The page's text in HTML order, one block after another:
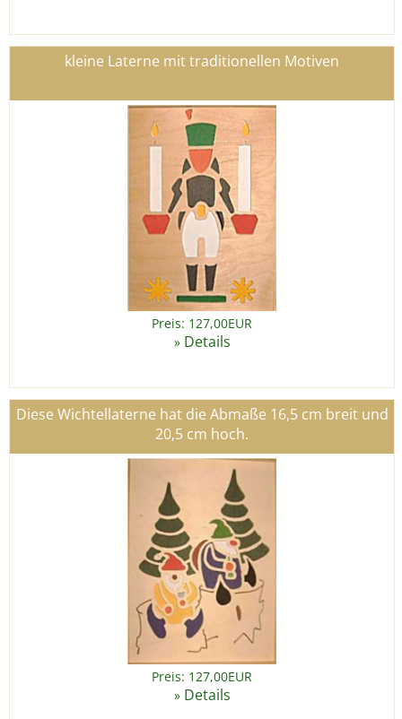
kleine Laterne mit traditionellen Motiven
Preis: 127,00EUR
» Details
Diese Wichtellaterne hat die Abmaße 16,5 cm breit und
20,5 cm hoch.
Preis: 127,00EUR
» Details